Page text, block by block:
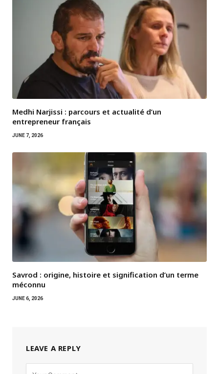
Medhi Narjissi : parcours et actualité d’un
entrepreneur français
JUNE 7, 2026
Savrod : origine, histoire et signification d’un terme
méconnu
JUNE 6, 2026
LEAVE A REPLY